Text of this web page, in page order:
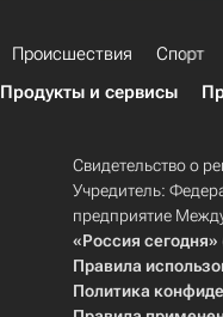
Происшествия Спорт
Продукты и сервисы
Свидетельство о
Учредитель:
предприятие
«Россия сегодня»
Правила
Политика